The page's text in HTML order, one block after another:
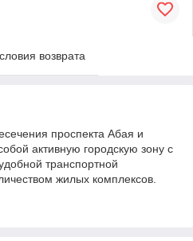
возврата
проспекта Абая и
активную городскую зону с
транспортной
жилых комплексов.